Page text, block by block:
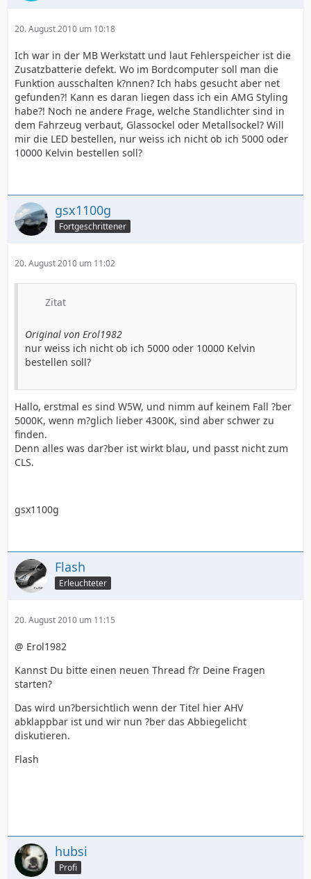
20. August 2010 um 10:18
Ich war in der MB Werkstatt und laut Fehlerspeicher ist die
Zusatzbatterie defekt. Wo im Bordcomputer soll man die
Funktion ausschalten k?nnen? Ich habs gesucht aber net
gefunden?! Kann es daran liegen dass ich ein AMG Styling
habe?! Noch ne andere Frage, welche Standlichter sind in
dem Fahrzeug verbaut, Glassockel oder Metallsockel? Will
mir die LED bestellen, nur weiss ich nicht ob ich 5000 oder
10000 Kelvin bestellen soll?
gsx1100g
Fortgeschrittener
20. August 2010 um 11:02
Zitat
Original von Erol1982
nur weiss ich nicht ob ich 5000 oder 10000 Kelvin
bestellen soll?
Hallo, erstmal es sind W5W, und nimm auf keinem Fall ?ber
5000K, wenn m?glich lieber 4300K, sind aber schwer zu
finden.
Denn alles was dar?ber ist wirkt blau, und passt nicht zum
CLS.
gsx1100g
Flash
Erleuchteter
20. August 2010 um 11:15
@ Erol1982
Kannst Du bitte einen neuen Thread f?r Deine Fragen
starten?
Das wird un?bersichtlich wenn der Titel hier AHV
abklappbar ist und wir nun ?ber das Abbiegelicht
diskutieren.
Flash
hubsi
Profi